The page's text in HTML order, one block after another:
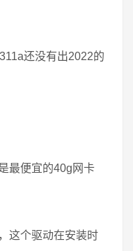
还没有出2022的
最便宜的40g网卡
这个驱动在安装时